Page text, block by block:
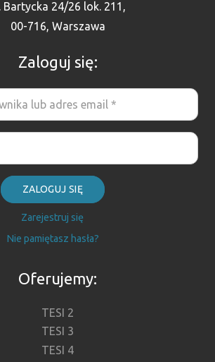
Bartycka 24/26 lok. 211,
00-716, Warszawa
Zaloguj się:
ZALOGUJ SIĘ
Zarejestruj się
Nie pamiętasz hasła?
Oferujemy:
TESI 2
TESI 3
TESI 4